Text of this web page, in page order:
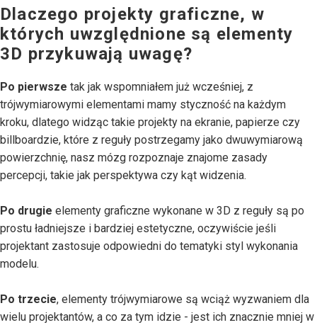
Dlaczego projekty graficzne, w
których uwzględnione są elementy
3D przykuwają uwagę?
Po pierwsze tak jak wspomniałem już wcześniej, z
trójwymiarowymi elementami mamy styczność na każdym
kroku, dlatego widząc takie projekty na ekranie, papierze czy
billboardzie, które z reguły postrzegamy jako dwuwymiarową
powierzchnię, nasz mózg rozpoznaje znajome zasady
percepcji, takie jak perspektywa czy kąt widzenia.
Po drugie elementy graficzne wykonane w 3D z reguły są po
prostu ładniejsze i bardziej estetyczne, oczywiście jeśli
projektant zastosuje odpowiedni do tematyki styl wykonania
modelu.
Po trzecie, elementy trójwymiarowe są wciąż wyzwaniem dla
wielu projektantów, a co za tym idzie - jest ich znacznie mniej w